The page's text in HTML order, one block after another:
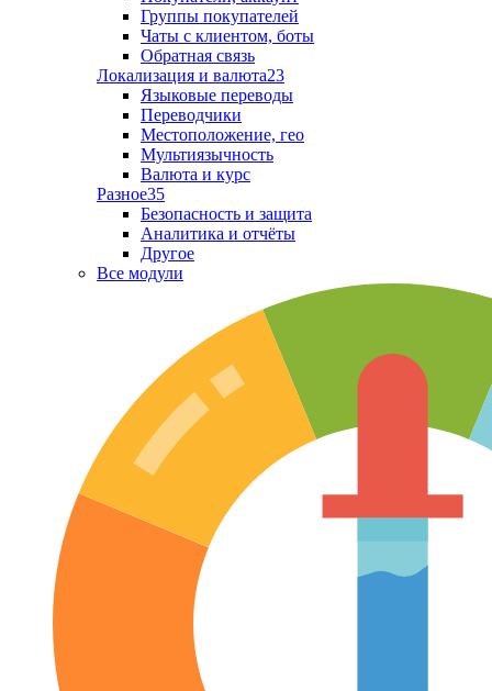
Группы покупателей
Чаты с клиентом, боты
Обратная связь
Локализация и валюта23
Языковые переводы
Переводчики
Местоположение, гео
Мультиязычность
Валюта и курс
Разное35
Безопасность и защита
Аналитика и отчёты
Другое
Все модули